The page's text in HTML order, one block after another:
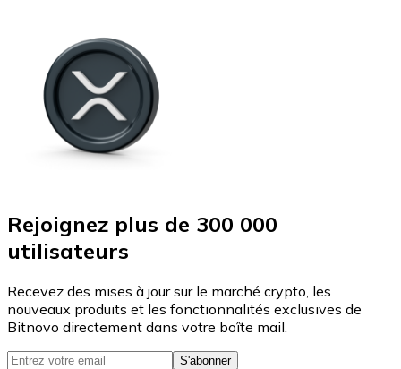
Rejoignez plus de 300 000
utilisateurs
Recevez des mises à jour sur le marché crypto, les
nouveaux produits et les fonctionnalités exclusives de
Bitnovo directement dans votre boîte mail.
S'abonner